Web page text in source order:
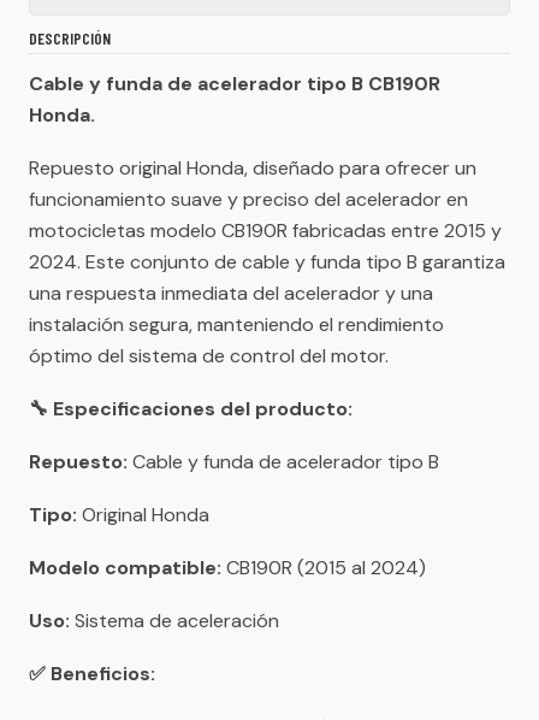
DESCRIPCIÓN
Cable y funda de acelerador tipo B CB190R
Honda.
Repuesto original Honda, diseñado para ofrecer un
funcionamiento suave y preciso del acelerador en
motocicletas modelo CB190R fabricadas entre 2015 y
2024. Este conjunto de cable y funda tipo B garantiza
una respuesta inmediata del acelerador y una
instalación segura, manteniendo el rendimiento
óptimo del sistema de control del motor.
🔧 Especificaciones del producto:
Repuesto: Cable y funda de acelerador tipo B
Tipo: Original Honda
Modelo compatible: CB190R (2015 al 2024)
Uso: Sistema de aceleración
✅ Beneficios: